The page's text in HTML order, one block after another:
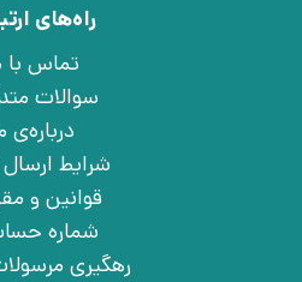
راه‌های
تماس با
سوالات
درباره‌ی
شرایط
قوانین و
شماره
رهگیری